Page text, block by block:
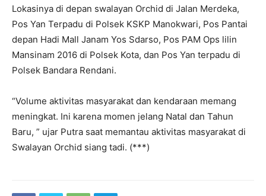
Lokasinya di depan swalayan Orchid di Jalan Merdeka,
Pos Yan Terpadu di Polsek KSKP Manokwari, Pos Pantai
depan Hadi Mall Janam Yos Sdarso, Pos PAM Ops lilin
Mansinam 2016 di Polsek Kota, dan Pos Yan terpadu di
Polsek Bandara Rendani.
“Volume aktivitas masyarakat dan kendaraan memang
meningkat. Ini karena momen jelang Natal dan Tahun
Baru, ” ujar Putra saat memantau aktivitas masyarakat di
Swalayan Orchid siang tadi. (***)